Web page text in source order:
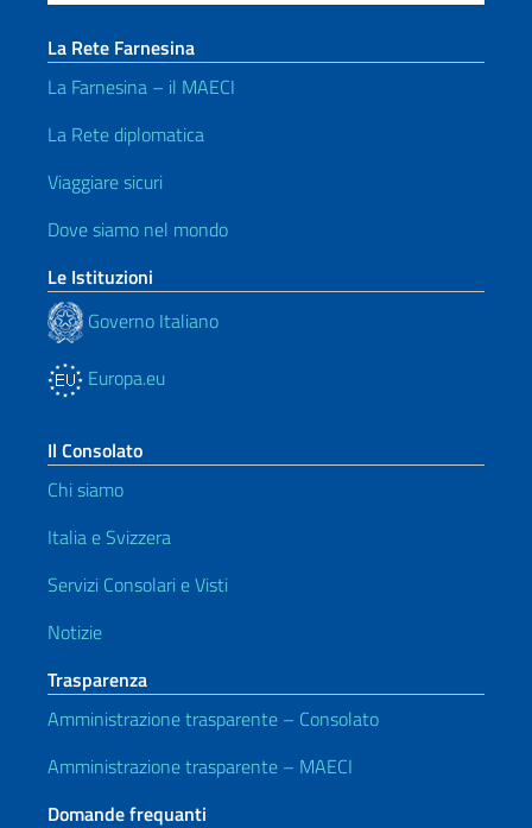
La Rete Farnesina
La Farnesina – il MAECI
La Rete diplomatica
Viaggiare sicuri
Dove siamo nel mondo
Le Istituzioni
Governo Italiano
Europa.eu
Il Consolato
Chi siamo
Italia e Svizzera
Servizi Consolari e Visti
Notizie
Trasparenza
Amministrazione trasparente – Consolato
Amministrazione trasparente – MAECI
Domande frequanti